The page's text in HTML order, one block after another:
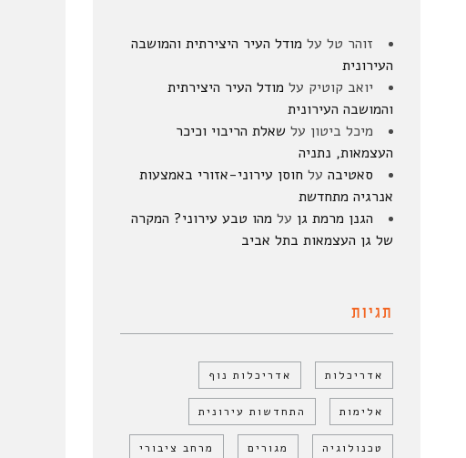
זוהר טל על מודל העיר היצירתית והמושבה
העירונית
יואב קוטיק על מודל העיר היצירתית
והמושבה העירונית
מיכל ביטון על שאלת הריבוי וכיכר
העצמאות, נתניה
סאטיבה על חוסן עירוני-אזורי באמצעות
אנרגיה מתחדשת
הגנן מרמת גן על מהו טבע עירוני? המקרה
של גן העצמאות בתל אביב
תגיות
אדריכלות אדריכלות נוף
אלימות התחדשות עירונית
טכנולוגיה מגורים מרחב ציבורי